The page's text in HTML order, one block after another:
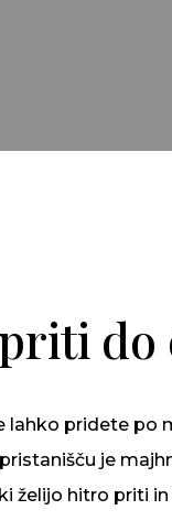
do
lahko pridete po
je
želijo hitro priti